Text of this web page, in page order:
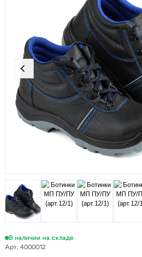
В наличии на складе
Арт. 4000012